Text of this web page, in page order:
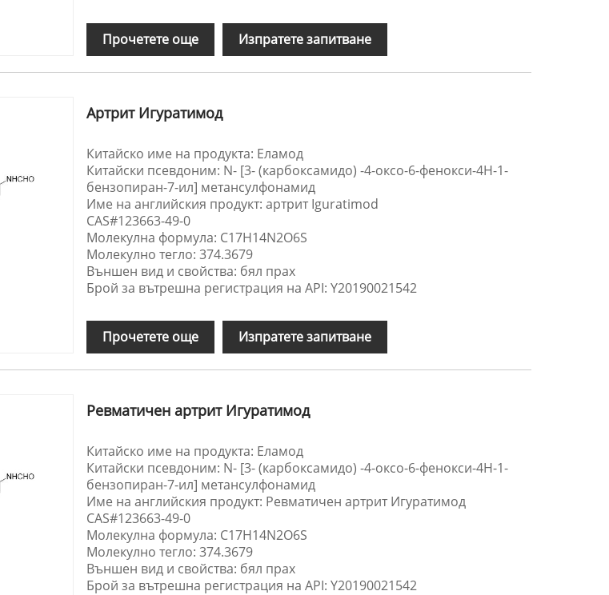
Прочетете още Изпратете запитване
Артрит Игуратимод
Китайско име на продукта: Еламод
Китайски псевдоним: N- [3- (карбоксамидо) -4-оксо-6-фенокси-4H-1-
бензопиран-7-ил] метансулфонамид
Име на английския продукт: артрит Iguratimod
CAS#123663-49-0
Молекулна формула: C17H14N2O6S
Молекулно тегло: 374.3679
Външен вид и свойства: бял прах
Брой за вътрешна регистрация на API: Y20190021542
Прочетете още Изпратете запитване
Ревматичен артрит Игуратимод
Китайско име на продукта: Еламод
Китайски псевдоним: N- [3- (карбоксамидо) -4-оксо-6-фенокси-4H-1-
бензопиран-7-ил] метансулфонамид
Име на английския продукт: Ревматичен артрит Игуратимод
CAS#123663-49-0
Молекулна формула: C17H14N2O6S
Молекулно тегло: 374.3679
Външен вид и свойства: бял прах
Брой за вътрешна регистрация на API: Y20190021542